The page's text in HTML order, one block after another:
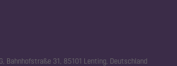
Bahnhofstraße 31, 85101 Lenting, Deutschland